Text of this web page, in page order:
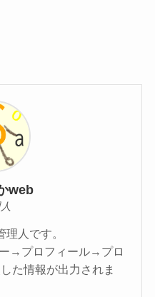
web
理人です。
→プロフィール→プロ
た情報が出力されま